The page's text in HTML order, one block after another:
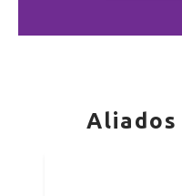
Aliados